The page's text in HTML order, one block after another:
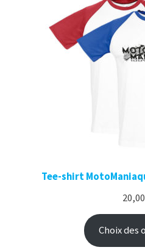
Tee-shirt
20,00
Choix des